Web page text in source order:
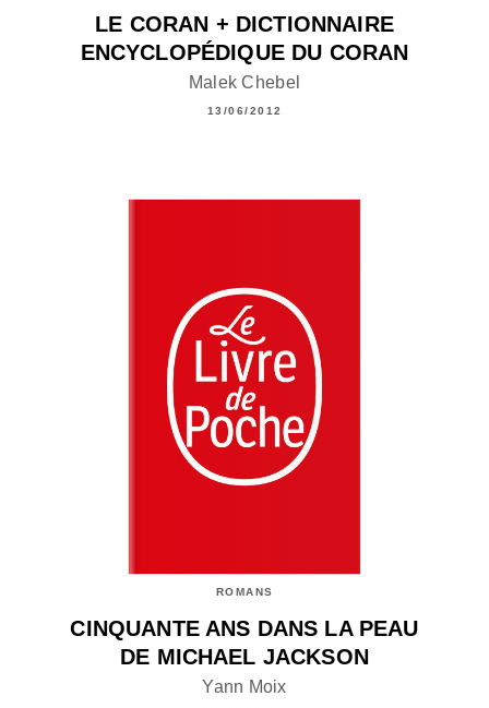
LE CORAN + DICTIONNAIRE
ENCYCLOPÉDIQUE DU CORAN
Malek Chebel
13/06/2012
ROMANS
CINQUANTE ANS DANS LA PEAU
DE MICHAEL JACKSON
Yann Moix